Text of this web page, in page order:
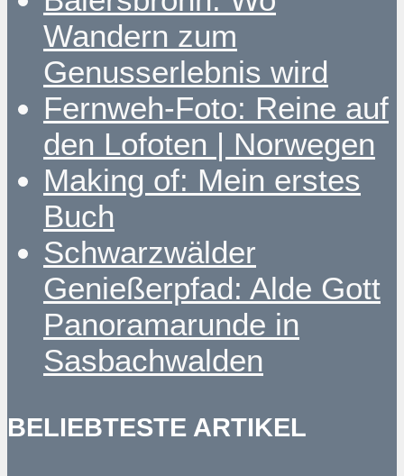
Wandern zum
Genusserlebnis wird
Fernweh-Foto: Reine auf
den Lofoten | Norwegen
Making of: Mein erstes
Buch
Schwarzwälder
Genießerpfad: Alde Gott
Panoramarunde in
Sasbachwalden
BELIEBTESTE ARTIKEL